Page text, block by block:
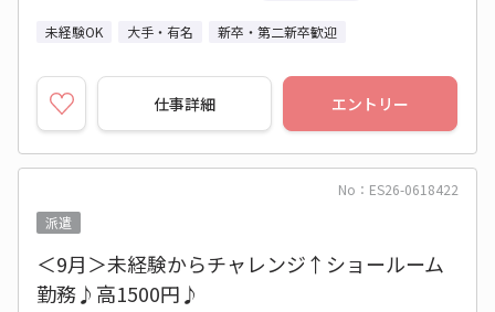
未経験OK 大手・有名 新卒・第二新卒歓迎
仕事詳細 エントリー
No：ES26-0618422
派遣
＜9月＞未経験からチャレンジ↑ショールーム
勤務♪高1500円♪